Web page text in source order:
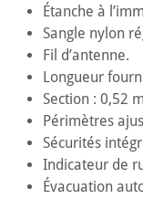
Étanche à
Sangle nylon
Fil d’antenne.
Longueur
Section : 0,52
Périmètres
Sécurités
Indicateur de
Évacuation